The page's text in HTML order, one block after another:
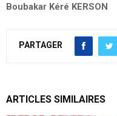
Boubakar Kéré KERSON
PARTAGER
ARTICLES SIMILAIRES